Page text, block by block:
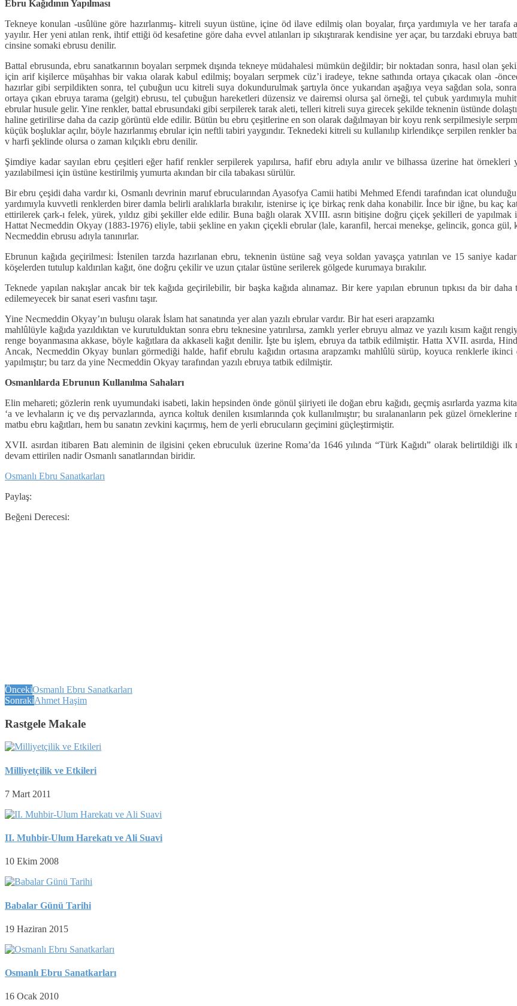
Ebru Kağıdının Yapılması
Tekneye konulan -usûlüne göre hazırlanmış- kitreli suyun üstüne, içine öd ilave edilmiş olan boyalar, fırça yardımıyla ve her tarafa
yayılır. Her yeni atılan renk, ihtif ettiği öd kesafetine göre daha evvel atılanları ip sıkıştırarak kendisine yer açar, bu tarzdaki ebruya
cinsine somaki ebrusu denilir.
Battal ebrusunda, ebru sanatkarının boyaları serpmek dışında tekneye müdahalesi mümkün değildir; bir noktadan sonra, hasıl olan
için arif kişilerce müşahhas bir vakıa olarak kabul edilmiş; boyaları serpmek cüz’i iradeye, tekne sathında ortaya çıkacak olan -
hazırlar gibi serpildikten sonra, tel çubuğun ucu kitreli suya dokundurulmak şartıyla önce yukarıdan aşağıya veya sağdan sola,
ortaya çıkan ebruya tarama (gelgit) ebrusu, tel çubuğun hareketleri düzensiz ve dairemsi olursa şal örneği, tel çubuk yardımıyla
ebrular husule gelir. Yine renkler, battal ebrusundaki gibi serpilerek tarak aleti, telleri kitreli suya girecek şekilde teknenin üstünde
haline getirilirse daha da cazip görüntü elde edilir. Bütün bu ebru çeşitlerine en son olarak dağılmayan bir koyu renk serpilmesiyle
küçük boşluklar açılır, böyle hazırlanmış ebrular için neftli tabiri yaygındır. Teknedeki kitreli su kullanılıp kirlendikçe serpilen renkler
v harfi şeklinde olursa o zaman kılçıklı ebru denilir.
Şimdiye kadar sayılan ebru çeşitleri eğer hafif renkler serpilerek yapılırsa, hafif ebru adıyla anılır ve bilhassa üzerine hat
yazılabilmesi için üstüne kestirilmiş yumurta akından bir cila tabakası sürülür.
Bir ebru çeşidi daha vardır ki, Osmanlı devrinin maruf ebrucularından Ayasofya Camii hatibi Mehmed Efendi tarafından icat
yardımıyla kuvvetli renklerden birer damla belirli aralıklarla bırakılır, istenirse iç içe birkaç renk daha konabilir. İnce bir iğne, bu kaç
ettirilerek çark-ı felek, yürek, yıldız gibi şekiller elde edilir. Buna bağlı olarak XVIII. asrın bitişine doğru çiçek şekilleri de
Hattat Necmeddin Okyay (1883-1976) eliyle, tabii şekline en yakın çiçekli ebrular (lale, karanfil, hercai menekşe, gelincik, gonca gül,
Necmeddin ebrusu adıyla tanınırlar.
Ebrunun kağıda geçirilmesi: İstenilen tarzda hazırlanan ebru, teknenin üstüne sağ veya soldan yavaşça yatırılan ve 15 saniye
köşelerden tutulup kaldırılan kağıt, öne doğru çekilir ve uzun çıtalar üstüne serilerek gölgede kurumaya bırakılır.
Teknede yapılan nakışlar ancak bir tek kağıda geçirilebilir, bir başka kağıda alınamaz. Bir kere yapılan ebrunun tıpkısı da bir
edilemeyecek bir sanat eseri vasfını taşır.
Yine Necmeddin Okyay’ın buluşu olarak İslam hat sanatında yer alan yazılı ebrular vardır. Bir hat eseri arapzamkı
mahlûlüyle kağıda yazıldıktan ve kurutulduktan sonra ebru teknesine yatırılırsa, zamklı yerler ebruyu almaz ve yazılı kısım kağıt
renge boyanmasına akkase, böyle kağıtlara da akkaseli kağıt denilir. İşte bu işlem, ebruya da tatbik edilmiştir. Hatta XVII. asırda,
Ancak, Necmeddin Okyay bunları görmediği halde, hafif ebrulu kağıdın ortasına arapzamkı mahlûlü sürüp, koyuca renklerle
yapılmıştır; bu tarz da yine Necmeddin Okyay tarafından yazılı ebruya tatbik edilmiştir.
Osmanlılarda Ebrunun Kullanılma Sahaları
Elin mehareti; gözlerin renk uyumundaki isabeti, lakin hepsinden önde gönül şiiriyeti ile doğan ebru kağıdı, geçmiş asırlarda yazma
‘a ve levhaların iç ve dış pervazlarında, ayrıca koltuk denilen kısımlarında çok kullanılmıştır; bu sıralananların pek güzel
matbu ebru kağıtları, hem bu sanatın zevkini kaçırmış, hem de yerli ebrucuların geçimini güçleştirmiştir.
XVII. asırdan itibaren Batı aleminin de ilgisini çeken ebruculuk üzerine Roma’da 1646 yılında “Türk Kağıdı” olarak belirtildiği
devam ettirilen nadir Osmanlı sanatlarından biridir.
Osmanlı Ebru Sanatkarları
Paylaş:
Beğeni Derecesi:
ÖncekiOsmanlı Ebru Sanatkarları
SonrakiAhmet Haşim
Rastgele Makale
Milliyetçilik ve Etkileri
7 Mart 2011
II. Muhbir-Ulum Harekatı ve Ali Suavi
10 Ekim 2008
Babalar Günü Tarihi
19 Haziran 2015
Osmanlı Ebru Sanatkarları
16 Ocak 2010